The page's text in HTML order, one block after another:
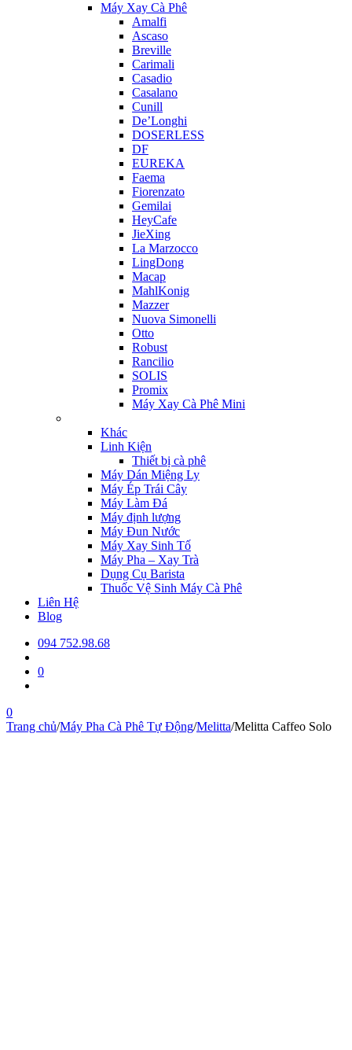
Máy Xay Cà Phê
Amalfi
Ascaso
Breville
Carimali
Casadio
Casalano
Cunill
De’Longhi
DOSERLESS
DF
EUREKA
Faema
Fiorenzato
Gemilai
HeyCafe
JieXing
La Marzocco
LingDong
Macap
MahlKonig
Mazzer
Nuova Simonelli
Otto
Robust
Rancilio
SOLIS
Promix
Máy Xay Cà Phê Mini
Khác
Linh Kiện
Thiết bị cà phê
Máy Dán Miệng Ly
Máy Ép Trái Cây
Máy Làm Đá
Máy định lượng
Máy Đun Nước
Máy Xay Sinh Tố
Máy Pha – Xay Trà
Dụng Cụ Barista
Thuốc Vệ Sinh Máy Cà Phê
Liên Hệ
Blog
094 752.98.68
0
0
Trang chủ/Máy Pha Cà Phê Tự Động/Melitta/Melitta Caffeo Solo